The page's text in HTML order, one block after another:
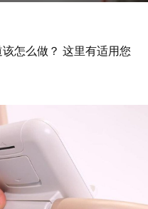
怎么做？ 这里有适用您